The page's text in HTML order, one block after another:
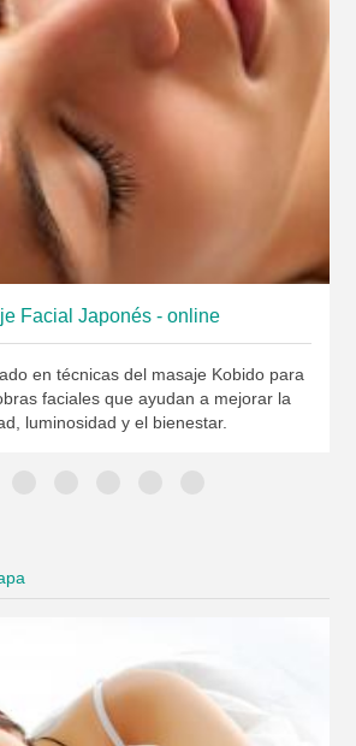
Facial Japonés - online
en técnicas del masaje Kobido para
faciales que ayudan a mejorar la
luminosidad y el bienestar.